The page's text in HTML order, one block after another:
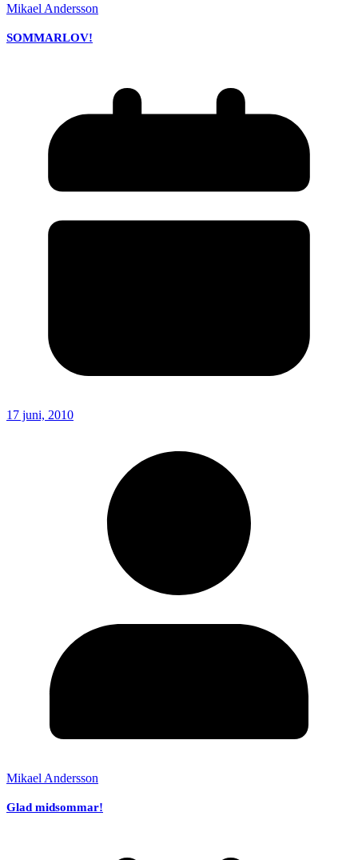
Mikael Andersson
SOMMARLOV!
17 juni, 2010
Mikael Andersson
Glad midsommar!